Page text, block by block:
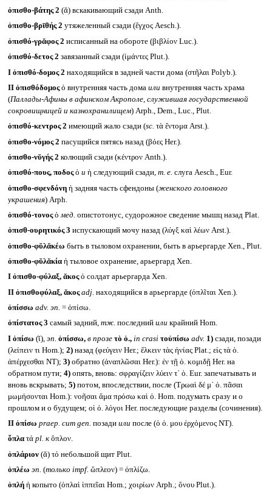
ὀπισθο-βάτης 2 (ᾰ) вскакивающий сзади Anth.
ὀπισθο-βρῑθής 2 утяжеленный сзади (ἔγχος Aesch.).
ὀπισθό-γρᾰφος 2 исписанный на обороте (βιβλίον Luc.).
ὀπισθό-δετος 2 завязанный сзади (ἱμάντες Plut.).
I ὀπισθό-δομος 2 находящийся в задней части дома (στῆλαι Polyb.).
II ὀπισθόδομοςὁ внутренняя часть дома или внутренняя часть храма
(Паллады-Афины в афинском Акрополе, служившая государственной
сокровищницей и казнохранилищем) Arph., Dem., Luc., Plut.
ὀπισθό-κεντρος 2 имеющий жало сзади (sc. τὰ ἔντομα Arst.).
ὀπισθο-νόμος 2 пасущийся пятясь назад (βόες Her.).
ὀπισθο-νῠγής 2 колющий сзади (κέντρον Anth.).
ὀπισθό-πους, ποδοςὁ и ἡ следующий сзади, т. е. слуга Aesch., Eur.
ὀπισθο-σφενδόνη ἡ задняя часть сфендоны (женского головного
украшения) Arph.
ὀπισθό-τονοςὁмед. опистотонус, судорожное сведение мышц назад Plat.
ὀπισθ-ουρητικός 3 испускающий мочу назад (λύγξ καὶ λέων Arst.).
ὀπισθο-φῠλᾰκέω быть в тыловом охранении, быть в арьергарде Xen., Plut.
ὀπισθο-φῠλᾰκία ἡ тыловое охранение, арьергард Xen.
I ὀπισθο-φύλαξ, ᾰκοςὁ солдат арьергарда Xen.
II ὀπισθοφύλαξ, ᾰκοςadj. находящийся в арьергарде (ὁπλῖται Xen.).
ὀπίσσω adv. эп. = ὀπίσω.
ὀπίστατος 3 самый задний, тж. последний или крайний Hom.
I ὀπίσω (ῐ), эп. ὀπίσσω, в прозе τὸ ὀ., in crasi τοὐπίσω adv. 1)сзади, позади
(λείπειν τι Hom.); 2)назад (φεύγειν Her.; ἕλκειν τὰς ἡνίας Plat.; εἰς τὰ ὀ.
ἀπέρχεσθαι NT); 3)обратно (ἀναπλῶσαι Her.): ἐν τῇ ὀ. κομιδῇ Her. на
обратном пути; 4)опять, вновь: σφραγίζειν λύειν τ᾽ ὀ. Eur. запечатывать и
вновь вскрывать; 5)потом, впоследствии, после (Τρωαὶ δέ μ᾽ ὀ. πᾶσαι
μωμήσονται Hom.): νοῆσαι ἅμα πρόσω καὶ ὀ. Hom. подумать сразу и о
прошлом и о будущем; οἱ ὀ. λόγοι Her. последующие разделы (сочинения).
II ὀπίσω praep. cum gen. позади или после (ὁ ὀ. μου ἐρχόμενος NT).
ὅπλα τά pl. кὅπλον.
ὁπλάριον(ᾰ) τό небольшой щит Plut.
ὁπλέω эп. (только impf. ὥπλεον) = ὁπλίζω.
ὁπλή ἡ копыто (ὁπλαὶ ἱππεῖαι Hom.; χοιρίων Arph.; ὄνου Plut.).